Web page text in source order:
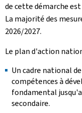
de cette démarche
La majorité des
2026/2027.
Le plan d'action
Un cadre national
compétences à
fondamental
secondaire.